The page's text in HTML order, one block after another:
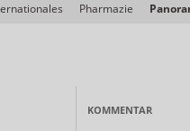
Pharmazie
KOMMENTAR